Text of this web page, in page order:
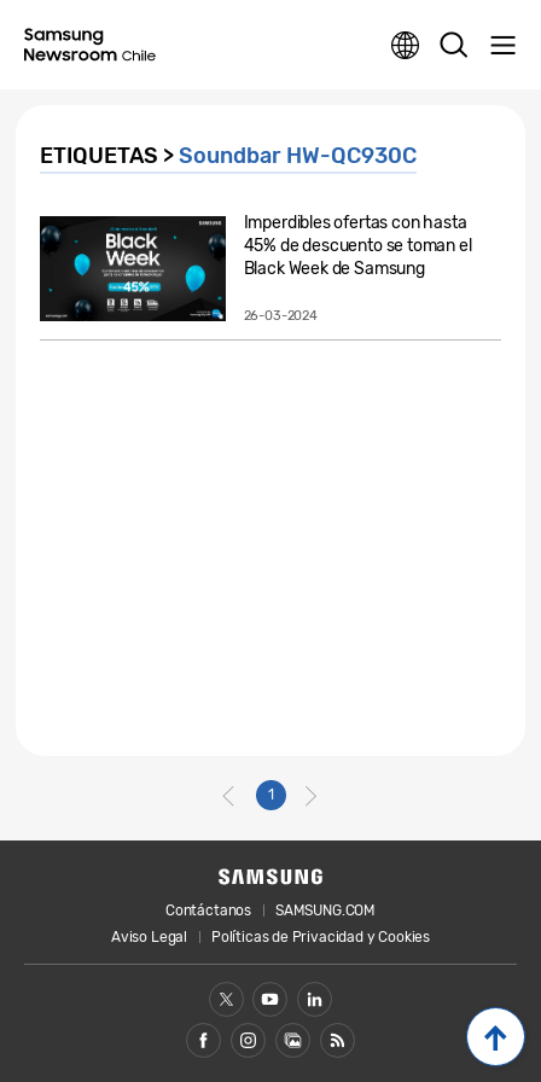
ETIQUETAS >Soundbar HW-QC930C
Imperdibles ofertas con hasta
45% de descuento se toman el
Black Week de Samsung
26-03-2024
1
Contáctanos
SAMSUNG.COM
Aviso Legal
Políticas de Privacidad y Cookies